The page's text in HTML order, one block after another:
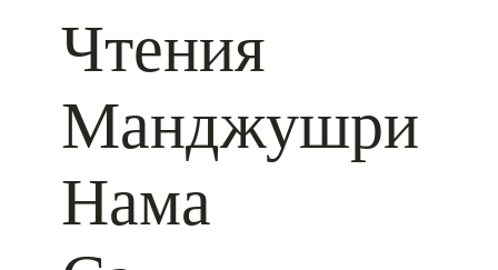
Чтения
Манджушри
Нама